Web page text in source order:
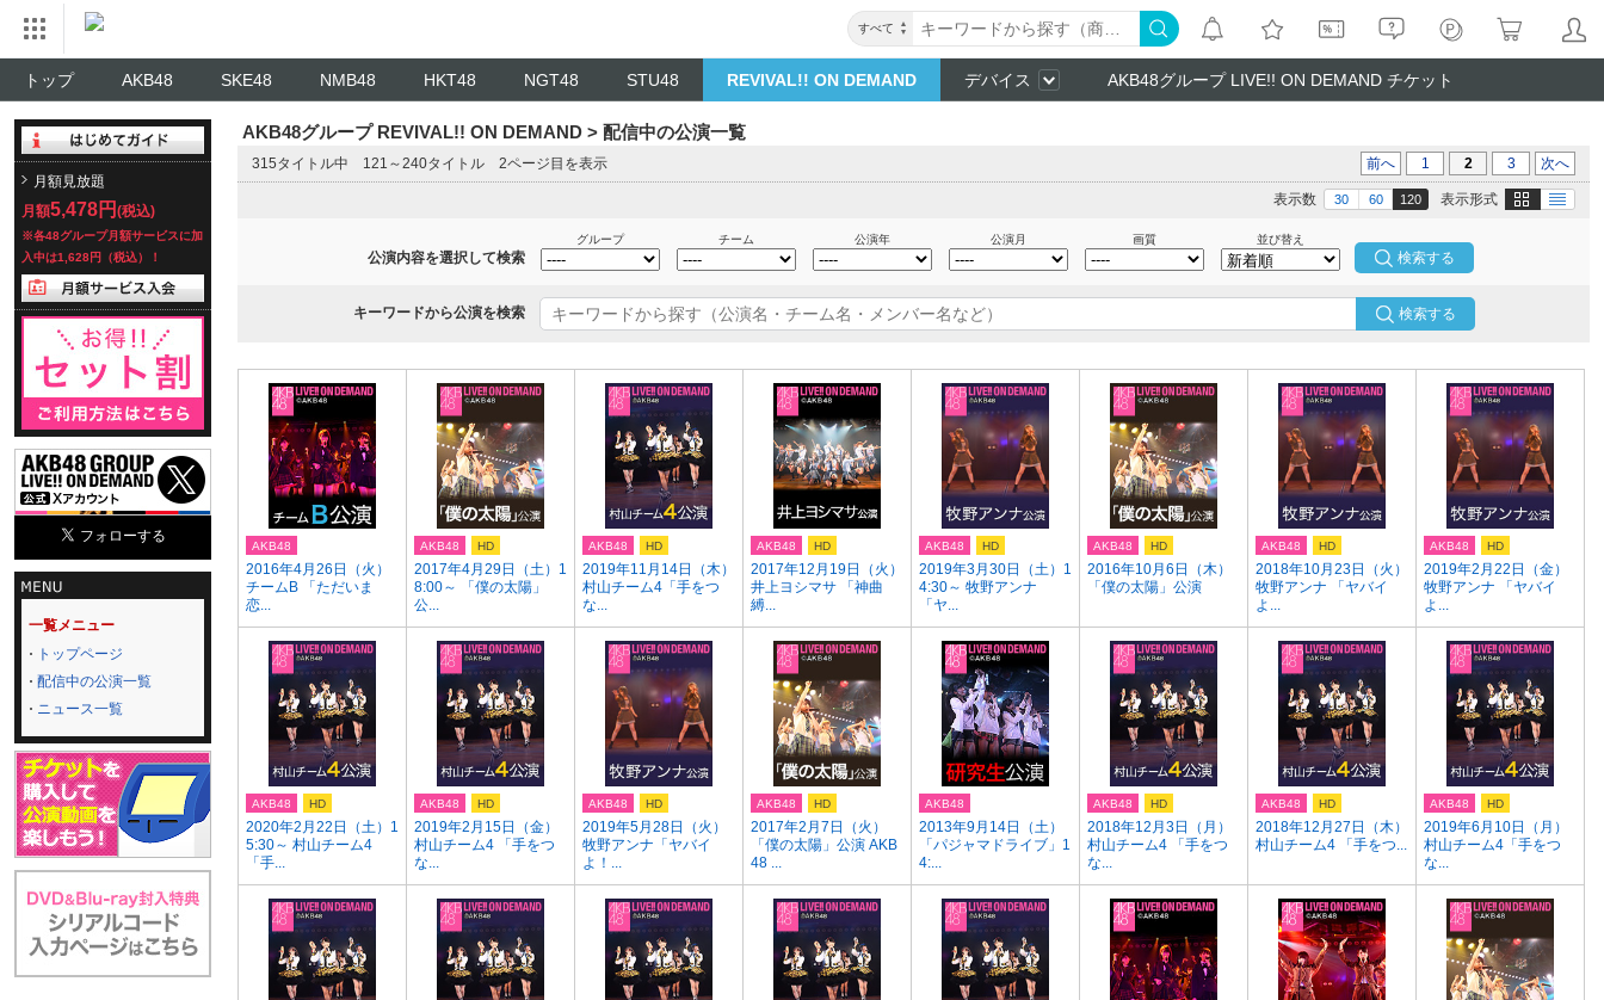
すべて
トップ AKB48 SKE48 NMB48 HKT48 NGT48 STU48 REVIVAL!! ON DEMAND デバイス AKB48グループ LIVE!! ON DEMAND チケット
月額見放題
月額5,478円 (税込)
※各48グループ月額サービスに加
入中は1,628円（税込）！
一覧メニュー
トップページ
配信中の公演一覧
ニュース一覧
AKB48グループ REVIVAL!! ON DEMAND > 配信中の公演一覧
315タイトル中 121～240タイトル 2ページ目を表示 前へ 1 2 3 次へ
表示形式 画像 テキスト
表示数 30 60 120
公演内容を選択して検索
グループ チーム 公演年 公演月 画質 並び替え
キーワードから公演を検索 検索する
2016年4月26日（火）
チームB 「ただいま
恋...
AKB48
2017年4月29日（土）1
8:00～ 「僕の太陽」
公...
AKB48 HD
2019年11月14日（木）
村山チーム4「手をつ
な...
AKB48 HD
2017年12月19日（火）
井上ヨシマサ 「神曲
縛...
AKB48 HD
2019年3月30日（土）1
4:30～ 牧野アンナ
「ヤ...
AKB48 HD
2016年10月6日（木）
「僕の太陽」公演
AKB48 HD
2018年10月23日（火）
牧野アンナ 「ヤバイ
よ...
AKB48 HD
2019年2月22日（金）
牧野アンナ 「ヤバイ
よ...
AKB48 HD
2020年2月22日（土）1
5:30～ 村山チーム4
「手...
AKB48 HD
2019年2月15日（金）
村山チーム4 「手をつ
な...
AKB48 HD
2019年5月28日（火）
牧野アンナ「ヤバイ
よ！...
AKB48 HD
2017年2月7日（火）
「僕の太陽」公演 AKB
48 ...
AKB48 HD
2013年9月14日（土）
「パジャマドライブ」1
4:...
AKB48
2018年12月3日（月）
村山チーム4 「手をつ
な...
AKB48 HD
2018年12月27日（木）
村山チーム4 「手をつ...
AKB48 HD
2019年6月10日（月）
村山チーム4「手をつ
な...
AKB48 HD